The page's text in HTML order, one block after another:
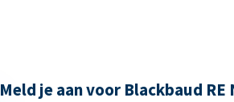
Meld je aan voor Blackbaud RE